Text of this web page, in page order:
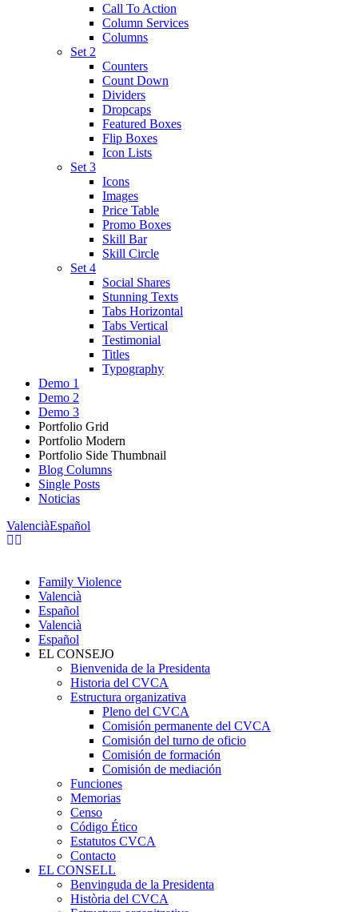
Call To Action
Column Services
Columns
Set 2
Counters
Count Down
Dividers
Dropcaps
Featured Boxes
Flip Boxes
Icon Lists
Set 3
Icons
Images
Price Table
Promo Boxes
Skill Bar
Skill Circle
Set 4
Social Shares
Stunning Texts
Tabs Horizontal
Tabs Vertical
Testimonial
Titles
Typography
Demo 1
Demo 2
Demo 3
Portfolio Grid
Portfolio Modern
Portfolio Side Thumbnail
Blog Columns
Single Posts
Noticias
ValenciàEspañol
Family Violence
Valencià
Español
Valencià
Español
EL CONSEJO
Bienvenida de la Presidenta
Historia del CVCA
Estructura organizativa
Pleno del CVCA
Comisión permanente del CVCA
Comisión del turno de oficio
Comisión de formación
Comisión de mediación
Funciones
Memorias
Censo
Código Ético
Estatutos CVCA
Contacto
EL CONSELL
Benvinguda de la Presidenta
Història del CVCA